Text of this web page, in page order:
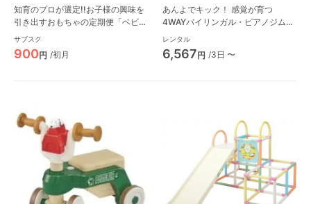
知育のプロが選定!!お子様の興味を
引き出すおもちゃの定期便「ベビレ
ンタ・トイ」
サブスク
900円 /初月
あんよでキック！ 感覚が育つ
4WAYバイリンガル・ピアノジム
ベビージム フィッシャープライス
(Fisher Price)
レンタル
6,567円 /3日 〜